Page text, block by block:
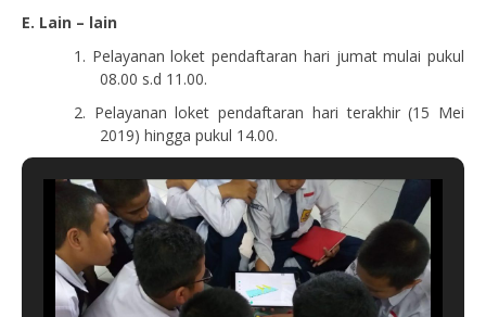
E. Lain – lain
1. Pelayanan loket pendaftaran hari jumat mulai pukul
08.00 s.d 11.00.
2. Pelayanan loket pendaftaran hari terakhir (15 Mei
2019) hingga pukul 14.00.